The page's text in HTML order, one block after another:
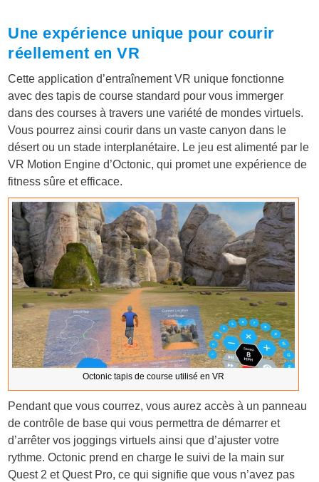
Une expérience unique pour courir
réellement en VR
Cette application d’entraînement VR unique fonctionne
avec des tapis de course standard pour vous immerger
dans des courses à travers une variété de mondes virtuels.
Vous pourrez ainsi courir dans un vaste canyon dans le
désert ou un stade interplanétaire. Le jeu est alimenté par le
VR Motion Engine d’Octonic, qui promet une expérience de
fitness sûre et efficace.
Octonic tapis de course utilisé en VR
Pendant que vous courrez, vous aurez accès à un panneau
de contrôle de base qui vous permettra de démarrer et
d’arrêter vos joggings virtuels ainsi que d’ajuster votre
rythme. Octonic prend en charge le suivi de la main sur
Quest 2 et Quest Pro, ce qui signifie que vous n’avez pas